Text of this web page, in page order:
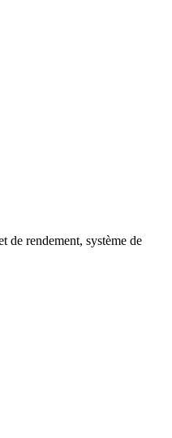
de rendement, système de